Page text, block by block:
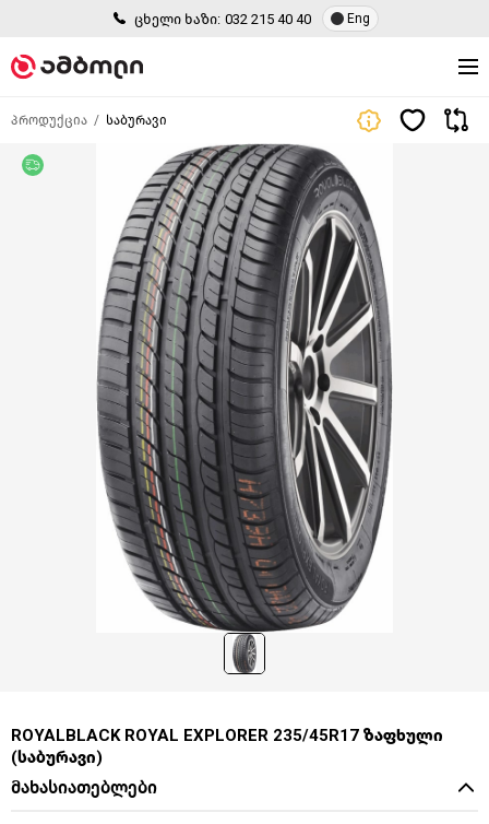
ცხელი ხაზი: 032 215 40 40 Eng
პროდუქცია საბურავი
ROYALBLACK ROYAL EXPLORER 235/45R17 ზაფხული
(საბურავი)
მახასიათებლები